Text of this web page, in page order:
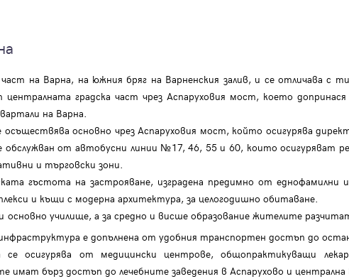
на Варна, на южния бряг на Варненския залив, и се отличава с
градска част чрез Аспаруховия мост, което
на Варна.
основно чрез Аспаруховия мост, който осигурява
от автобусни линии №17, 46, 55 и 60, които осигуряват
и търговски зони.
гъстота на застрояване, изградена предимно от еднофамилни
и къщи с модерна архитектура, за целогодишно обитаване.
училище, а за средно и висше образование жителите
е допълнена от удобния транспортен достъп до
се осигурява от медицински центрове, общопрактикуващи
имат бърз достъп до лечебните заведения в Аспарухово и